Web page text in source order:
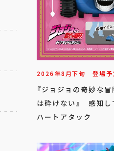
2026年8月下旬 登場予
『ジョジョの奇妙な
は砕けない』 感知
ハートアタック